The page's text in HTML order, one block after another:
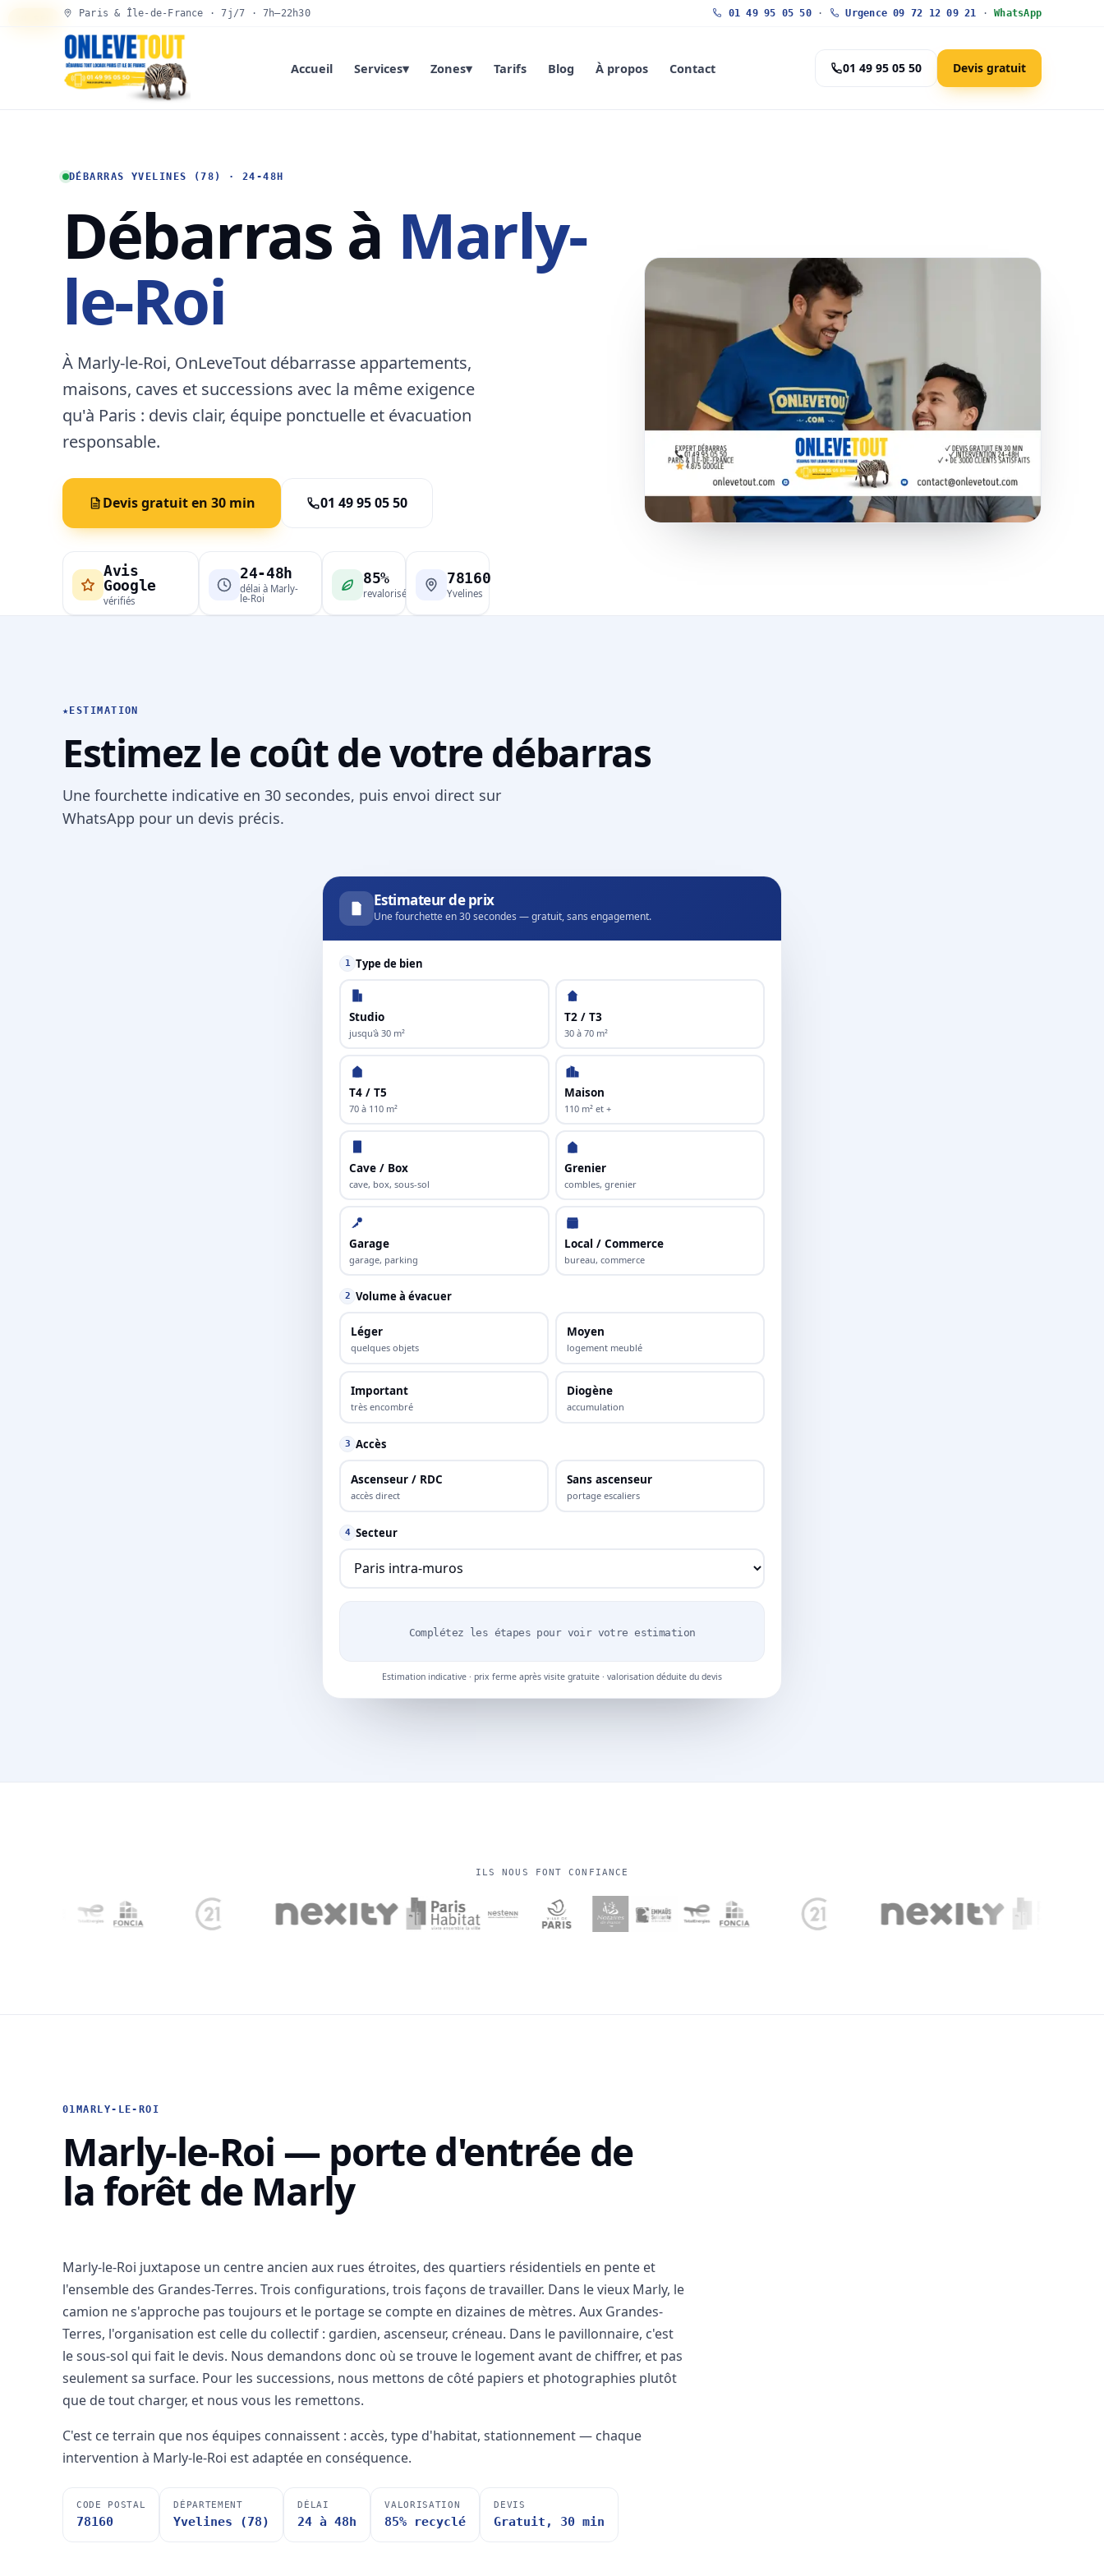
Paris & Île-de-France · 7j/7 · 7h–22h30 01 49 95 05 50· Urgence 09 72 12 09 21 ·WhatsApp
Accueil Services▾ Zones▾ Tarifs Blog À propos Contact 01 49 95 05 50 Devis gratuit
DÉBARRAS YVELINES (78) · 24-48H
Débarras à Marly-
le-Roi
À Marly-le-Roi, OnLeveTout débarrasse appartements,
maisons, caves et successions avec la même exigence
qu'à Paris : devis clair, équipe ponctuelle et évacuation
responsable.
Devis gratuit en 30 min 01 49 95 05 50
Avis
Google
vérifiés
24-48h
délai à Marly-
le-Roi
85%
revalorisé
78160
Yvelines
★ ESTIMATION
Estimez le coût de votre débarras
Une fourchette indicative en 30 secondes, puis envoi direct sur
WhatsApp pour un devis précis.
Estimateur de prix
Une fourchette en 30 secondes — gratuit, sans engagement.
1 Type de bien
Studio
jusqu'à 30 m²
T2 / T3
30 à 70 m²
T4 / T5
70 à 110 m²
Maison
110 m² et +
Cave / Box
cave, box, sous-sol
Grenier
combles, grenier
Garage
garage, parking
Local / Commerce
bureau, commerce
2 Volume à évacuer
Léger
quelques objets
Moyen
logement meublé
Important
très encombré
Diogène
accumulation
3 Accès
Ascenseur / RDC
accès direct
Sans ascenseur
portage escaliers
4 Secteur
Complétez les étapes pour voir votre estimation
Estimation indicative · prix ferme après visite gratuite · valorisation déduite du devis
ILS NOUS FONT CONFIANCE
01 MARLY-LE-ROI
Marly-le-Roi — porte d'entrée de
la forêt de Marly
Marly-le-Roi juxtapose un centre ancien aux rues étroites, des quartiers résidentiels en pente et
l'ensemble des Grandes-Terres. Trois configurations, trois façons de travailler. Dans le vieux Marly, le
camion ne s'approche pas toujours et le portage se compte en dizaines de mètres. Aux Grandes-
Terres, l'organisation est celle du collectif : gardien, ascenseur, créneau. Dans le pavillonnaire, c'est
le sous-sol qui fait le devis. Nous demandons donc où se trouve le logement avant de chiffrer, et pas
seulement sa surface. Pour les successions, nous mettons de côté papiers et photographies plutôt
que de tout charger, et nous vous les remettons.
C'est ce terrain que nos équipes connaissent : accès, type d'habitat, stationnement — chaque
intervention à Marly-le-Roi est adaptée en conséquence.
CODE POSTAL
78160
DÉPARTEMENT
Yvelines (78)
DÉLAI
24 à 48h
VALORISATION
85% recyclé
DEVIS
Gratuit, 30 min